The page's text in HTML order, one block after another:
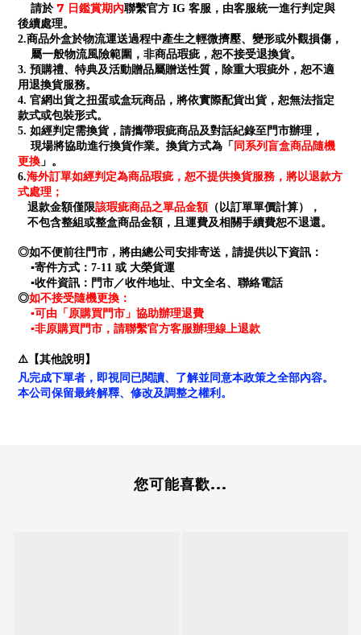
請於 7 日鑑賞期內聯繫官方 IG 客服，由客服統一進行判定與
後續處理。
2.商品外盒於物流運送過程中產生之輕微擠壓、變形或外觀損傷，
屬一般物流風險範圍，非商品瑕疵，恕不接受退換貨。
3. 預購禮、特典及活動贈品屬贈送性質，除重大瑕疵外，恕不適
用退換貨服務。
4. 官網出貨之扭蛋或盒玩商品，將依實際配貨出貨，恕無法指定
款式或包裝形式。
5. 如經判定需換貨，請攜帶瑕疵商品及對話紀錄至門市辦理，
現場將協助進行換貨作業。換貨方式為「 同系列盲盒商品隨機
更換 」。
6.海外訂單如經判定為商品瑕疵，恕不提供換貨服務，將以退款方
式處理；
退款金額僅限該瑕疵商品之單品金額（以訂單單價計算），
不包含整組或整盒商品金額，且運費及相關手續費恕不退還。
◎如不便前往門市，將由總公司安排寄送，請提供以下資訊：
▪寄件方式：7-11 或 大榮貨運
▪收件資訊：門市／收件地址、中文全名、聯絡電話
◎如不接受隨機更換：
▪可由「原購買門市」協助辦理退費
▪非原購買門市，請聯繫官方客服辦理線上退款
⚠️【其他說明】
凡完成下單者，即視同已閱讀、了解並同意本政策之全部內容。
本公司保留最終解釋、修改及調整之權利。
您可能喜歡...